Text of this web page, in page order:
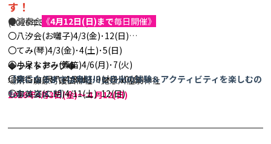
す！
(2026年3月情報更新)
◆ライトアップ◆
場所：藤原町護国神社・鬼怒川温泉神社
2026年4月3日(金)～４月12(日)
●演奏会 《4月12日(日)まで毎日開催》
〇八汐会(お囃子)4/3(金)･12(日)
〇てみ(琴)4/3(金)･4(土)･5(日)
〇小泉なおみ(篠笛)4/6(月)･7(火)
〇柴香山(尺八)4/8(水)･9(木)･10(金)
〇李英姿(二胡)4/11(土)･12(日)
【夜になるまでは鬼怒川と日光の体験＆アクティビティを楽しむの
もおススメ！】